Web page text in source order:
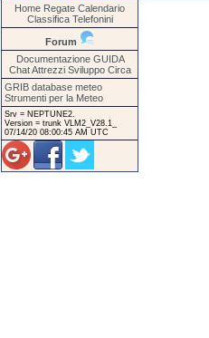
Home Regate Calendario
Classifica Telefonini
Forum
Documentazione GUIDA
Chat Attrezzi Sviluppo Circa
GRIB database meteo
Strumenti per la Meteo
Srv = NEPTUNE2.
Version = trunk VLM2_V28.1_
07/14/20 08:00:45 AM UTC